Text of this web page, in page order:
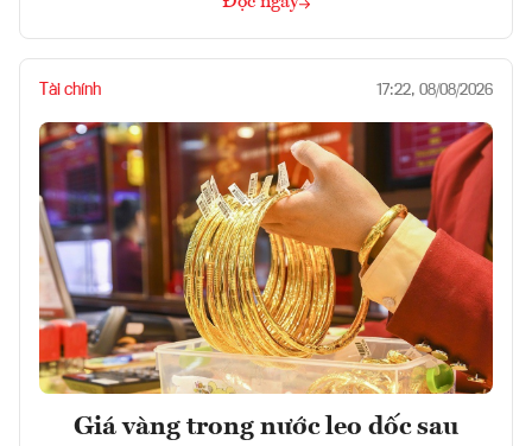
Tài chính 17:22, 08/08/2026
Giá vàng trong nước leo dốc sau